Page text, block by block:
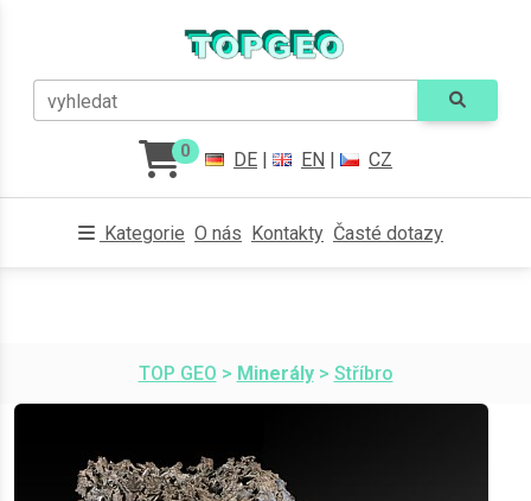
vyhledat
0 DE | EN | CZ
Kategorie O nás Kontakty Časté dotazy
TOP GEO > Minerály> Stříbro